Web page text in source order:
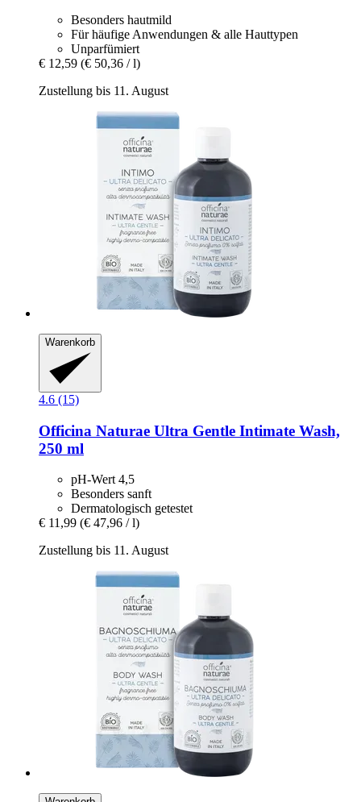
Besonders hautmild
Für häufige Anwendungen & alle Hauttypen
Unparfümiert
€ 12,59 (€ 50,36 / l)
Zustellung bis 11. August
Warenkorb
4.6 (15)
Officina Naturae Ultra Gentle Intimate Wash,
250 ml
pH-Wert 4,5
Besonders sanft
Dermatologisch getestet
€ 11,99 (€ 47,96 / l)
Zustellung bis 11. August